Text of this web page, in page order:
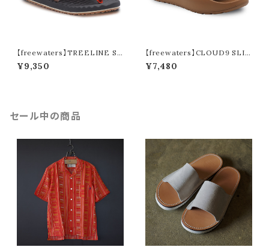
【freewaters】TREELINE SP
ORT (copper)
¥9,350
【freewaters】CLOUD9 SLID
E (camel)
¥7,480
セール中の商品